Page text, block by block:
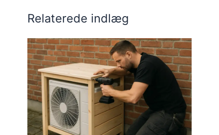
Relaterede indlæg